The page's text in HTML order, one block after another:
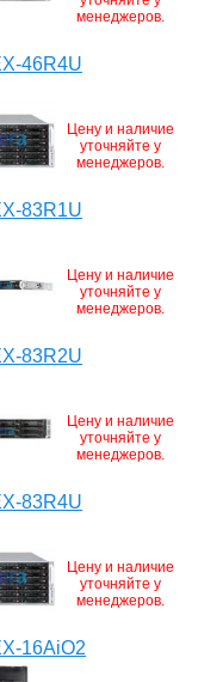
менеджеров.
46R4U
Цену и наличие
уточняйте у
менеджеров.
83R1U
Цену и наличие
уточняйте у
менеджеров.
83R2U
Цену и наличие
уточняйте у
менеджеров.
83R4U
Цену и наличие
уточняйте у
менеджеров.
16AiO2